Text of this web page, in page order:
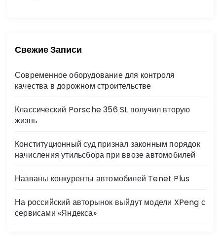
:Свежие Записи
Современное оборудование для контроля
качества в дорожном строительстве
Классический Porsche 356 SL получил вторую
жизнь
Конституционный суд признал законным порядок
начисления утильсбора при ввозе автомобилей
Названы конкуренты автомобилей Tenet Plus
На российский авторынок выйдут модели XPeng с
сервисами «Яндекса»